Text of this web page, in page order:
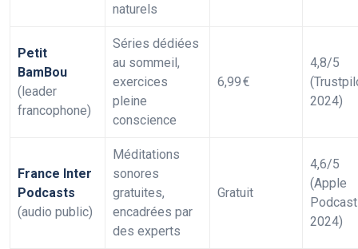
naturels
Petit
BamBou
(leader
francophone)
Séries dédiées
au sommeil,
exercices
pleine
conscience
6,99 €
4,8/5
2024)
France Inter
Podcasts
(audio public)
Méditations
sonores
gratuites,
encadrées par
des experts
Gratuit
4,6/5
(Apple
2024)